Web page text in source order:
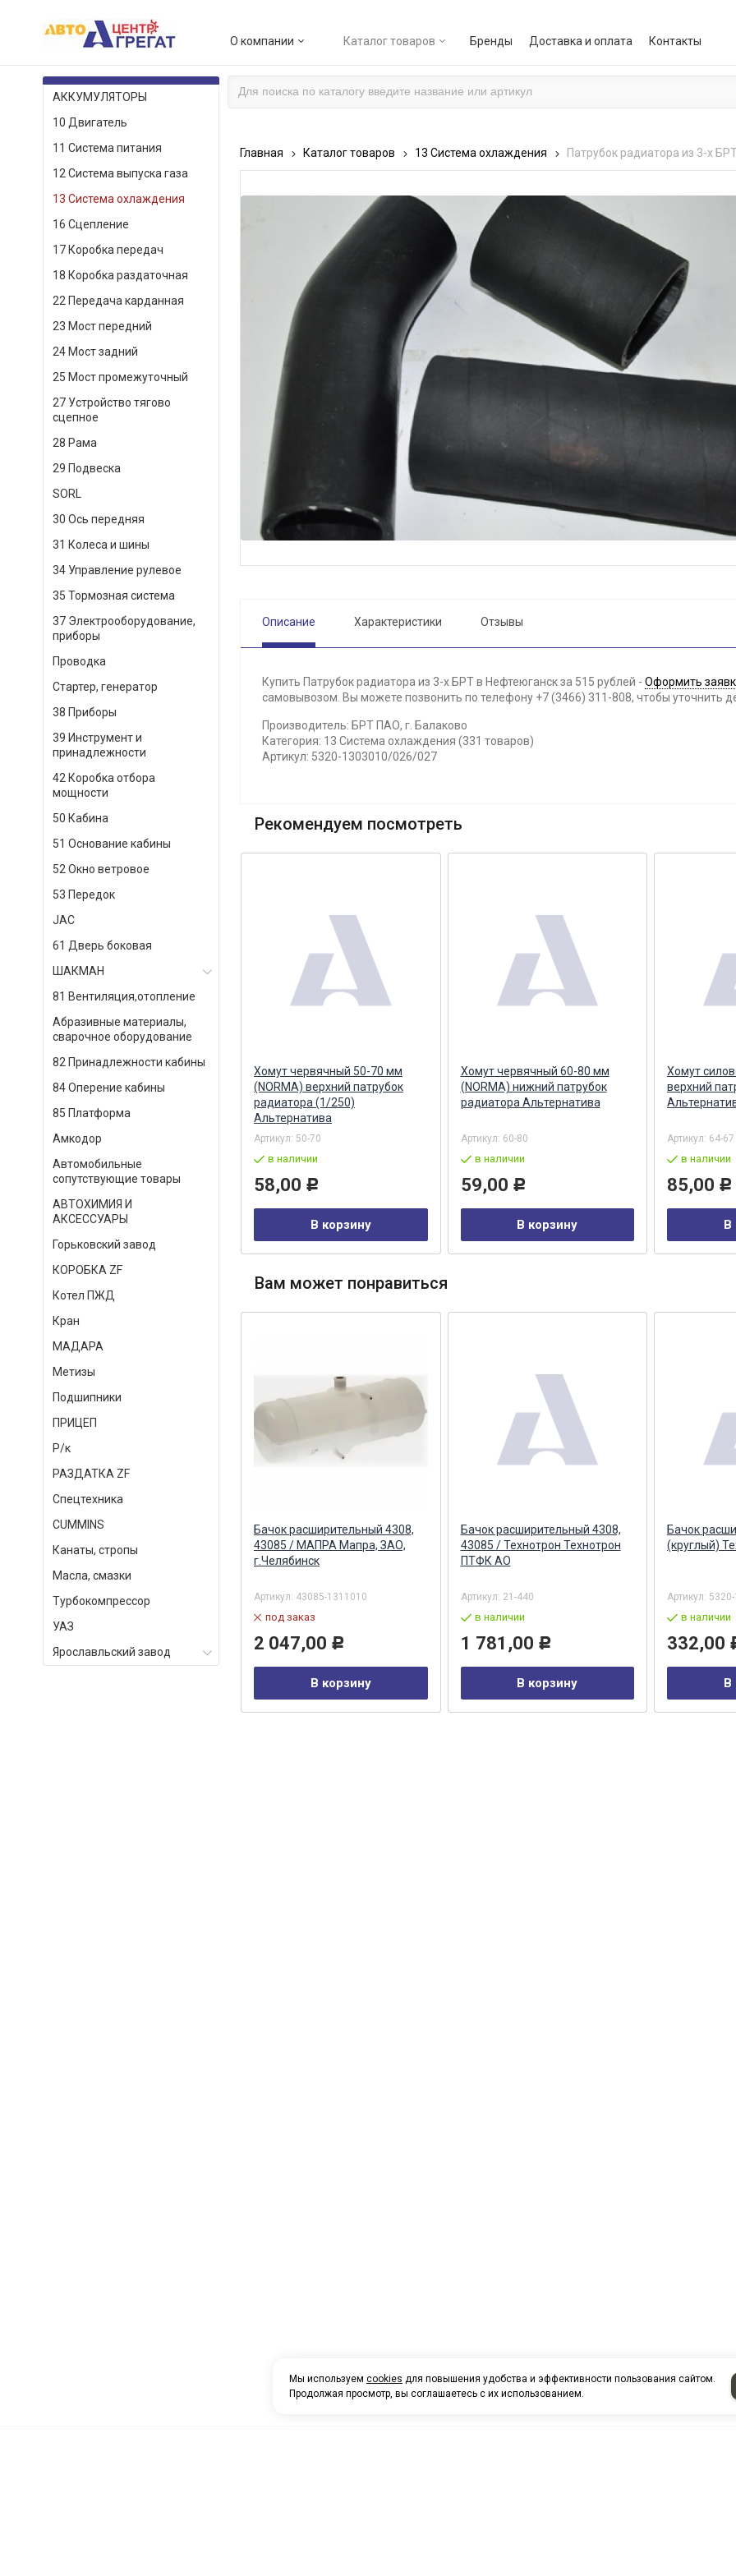
О компании Каталог товаров Бренды Доставка и оплата Контакты
КАТАЛОГ ТОВАРОВ
АККУМУЛЯТОРЫ
10 Двигатель
11 Система питания
12 Система выпуска газа
13 Система охлаждения
16 Сцепление
17 Коробка передач
18 Коробка раздаточная
22 Передача карданная
23 Мост передний
24 Мост задний
25 Мост промежуточный
27 Устройство тягово
сцепное
28 Рама
29 Подвеска
SORL
30 Ось передняя
31 Колеса и шины
34 Управление рулевое
35 Тормозная система
37 Электрооборудование,
приборы
Проводка
Стартер, генератор
38 Приборы
39 Инструмент и
принадлежности
42 Коробка отбора
мощности
50 Кабина
51 Основание кабины
52 Окно ветровое
53 Передок
JAC
61 Дверь боковая
ШАКМАН
81 Вентиляция,отопление
Абразивные материалы,
сварочное оборудование
82 Принадлежности кабины
84 Оперение кабины
85 Платформа
Амкодор
Автомобильные
сопутствующие товары
АВТОХИМИЯ И
АКСЕССУАРЫ
Горьковский завод
КОРОБКА ZF
Котел ПЖД
Кран
МАДАРА
Метизы
Подшипники
ПРИЦЕП
Р/к
РАЗДАТКА ZF
Спецтехника
СUMMINS
Канаты, стропы
Масла, смазки
Турбокомпрессор
УАЗ
Ярославльский завод
Главная Каталог товаров 13 Система охлаждения Патрубок радиатора из 3-х БРТ
Описание Характеристики Отзывы
Купить Патрубок радиатора из 3-х БРТ в Нефтеюганск за 515 рублей - Оформить
самовывозом. Вы можете позвонить по телефону +7 (3466) 311-808, чтобы уточнить
Производитель: БРТ ПАО, г. Балаково
Категория: 13 Система охлаждения (331 товаров)
Артикул: 5320-1303010/026/027
Рекомендуем посмотреть
КМ Патрубок приемный
CUMMINS 6ISBe ЗИПКАМ, ООО,
Артикул:43255-1203010-04
в наличии
6 903,00 Р
В корзину
Хомут червячный 50-70 мм
(NORMA) верхний патрубок
радиатора (1/250)
Альтернатива
Артикул: 50-70
в наличии
58,00 Р
В корзину
Хомут червячный 60-80 мм
(NORMA) нижний патрубок
радиатора Альтернатива
Артикул: 60-80
в наличии
59,00 Р
В корзину
Хомут
верхний
Артикул: 64-
в наличии
85,00 Р
В
Вам может понравиться
Бачок расширительный 6520
(квадратный) в сборе
(ТЕХНОТРОН) Технотрон ПТФК
АО
Артикул:6520-1311010-02
2 546,00
Бачок расширительный 4308,
43085 / МАПРА Мапра, ЗАО,
г.Челябинск
Артикул: 43085-1311010
под заказ
2 047,00 Р
В корзину
Бачок расширительный 4308,
43085 / Технотрон Технотрон
ПТФК АО
Артикул: 21-440
в наличии
1 781,00 Р
В корзину
Бачок
(круглый)
Артикул:
в наличии
332,00
В
Мы используем cookies для повышения удобства и эффективности пользования сайтом.
Продолжая просмотр, вы соглашаетесь с их использованием.